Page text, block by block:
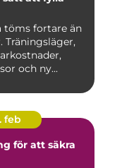
töms fortare än
Träningsläger,
och ny...
feb
för att säkra